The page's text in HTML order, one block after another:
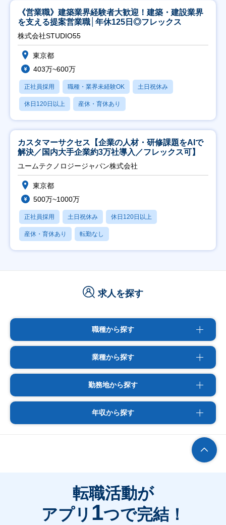
《営業職》建築業界経験者大歓迎！建築・建設業界
を支える提案営業職│年休125日◎フレックス
株式会社STUDIO55
東京都
403万~600万
正社員採用 職種・業界未経験OK 土日祝休み
休日120日以上 産休・育休あり
カスタマーサクセス【企業の人材・研修課題をAIで
解決／国内大手企業約3万社導入／フレックス可】
ユームテクノロジージャパン株式会社
東京都
500万~1000万
正社員採用 土日祝休み 休日120日以上
産休・育休あり 転勤なし
求人を探す
職種から探す
業種から探す
勤務地から探す
年収から探す
転職活動が
アプリ 1つで完結！